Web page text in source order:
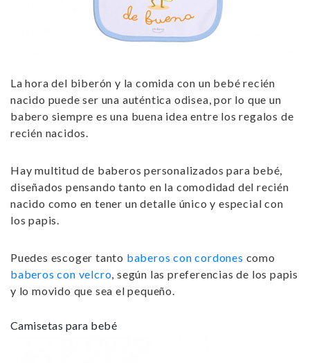
La hora del biberón y la comida con un bebé recién
nacido puede ser una auténtica odisea, por lo que un
babero siempre es una buena idea entre losregalos de
recién nacidos.
Hay multitud de baberos personalizados para bebé,
diseñados pensando tanto en la comodidad del recién
nacido como en tener un detalle único y especial con
los papis.
Puedes escoger tanto baberos con cordones como
baberos con velcro, según las preferencias de los papis
y lo movido que sea el pequeño.
Camisetas para bebé